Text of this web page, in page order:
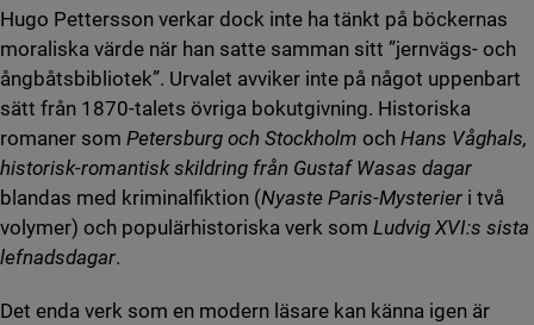
Hugo Pettersson verkar dock inte ha tänkt på böckernas
moraliska värde när han satte samman sitt ”jernvägs- och
ångbåtsbibliotek”. Urvalet avviker inte på något uppenbart
sätt från 1870-talets övriga bokutgivning. Historiska
romaner som Petersburg och Stockholm och Hans Våghals,
historisk-romantisk skildring från Gustaf Wasas dagar
blandas med kriminalfiktion (Nyaste Paris-Mysterier i två
volymer) och populärhistoriska verk som Ludvig XVI:s sista
lefnadsdagar.
Det enda verk som en modern läsare kan känna igen är